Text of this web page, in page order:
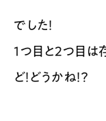
でした！
1つ目と2つ目は
ど！どうかね！？